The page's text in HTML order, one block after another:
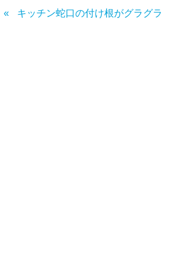
キッチン蛇口の付け根がグラグラ